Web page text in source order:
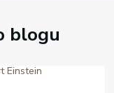
blogu